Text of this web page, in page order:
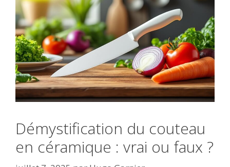
Démystification du couteau
en céramique : vrai ou faux ?